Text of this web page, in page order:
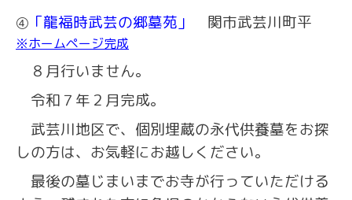
④ 「龍福時武芸の郷墓苑」 関市武芸川町平
※ホームページ完成
８月行いません。
令和７年２月完成。
武芸川地区で、個別埋蔵の永代供養墓をお探
しの方は、お気軽にお越しください。
最後の墓じまいまでお寺が行っていただける